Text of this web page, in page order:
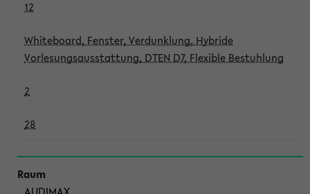
12
Whiteboard, Fenster, Verdunklung, Hybride
Vorlesungsausstattung, DTEN D7, Flexible Bestuhlung
2
28